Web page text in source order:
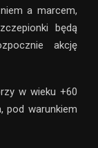
a marcem,
będą
akcję
w wieku +60
pod warunkiem